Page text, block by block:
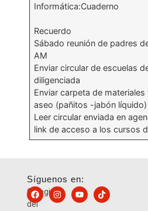
Informática:Cuaderno
Recuerdo
Sábado reunión de padres
AM
Enviar circular de escuelas
diligenciada
Enviar carpeta de
aseo (pañitos -jabón líquido)
Leer circular enviada en
link de acceso a los cursos
Colegio
del
Síguenos en: